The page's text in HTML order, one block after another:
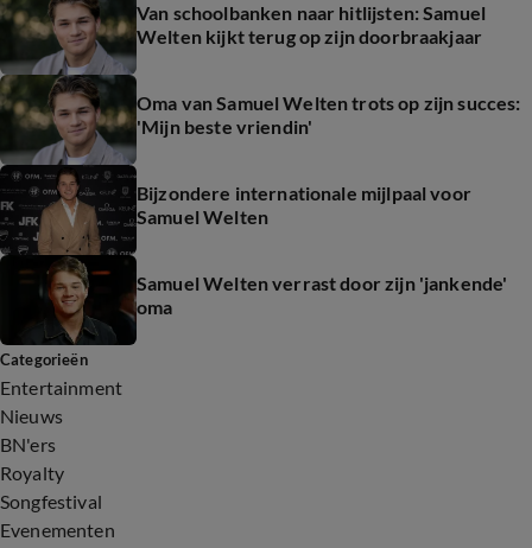
Van schoolbanken naar hitlijsten: Samuel
Welten kijkt terug op zijn doorbraakjaar
Oma van Samuel Welten trots op zijn succes:
'Mijn beste vriendin'
Bijzondere internationale mijlpaal voor
Samuel Welten
Samuel Welten verrast door zijn 'jankende'
oma
Categorieën
Entertainment
Nieuws
BN'ers
Royalty
Songfestival
Evenementen